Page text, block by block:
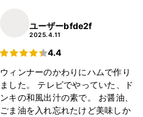
ユーザーbfde2f
2025.4.11
4.4
ウィンナーのかわりにハムで作り
ました。 テレビでやっていた、ド
ンキの和風出汁の素で。 お醤油、
ごま油を入れ忘れたけど美味しか